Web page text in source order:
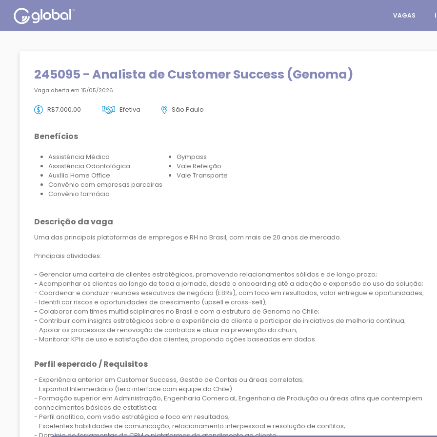
VAGAS
245095 - Analista de Customer Success (Genoma)
Vaga aberta em 15/05/2026
R$7.000,00 Efetiva São Paulo
Benefícios
Assistência Médica
Assistência Odontológica
Auxílio Home Office
Convênio com empresas parceiras
Convênio farmácia
Gympass
Vale Refeição
Vale Transporte
Descrição da vaga
Uma das principais plataformas de empregos e RH no Brasil, com mais de 20 anos de mercado.
Principais atividades:
- Gerenciar uma carteira de clientes estratégicos, promovendo relacionamentos sólidos e de longo prazo;
- Acompanhar os clientes ao longo de toda a jornada, desde o onboarding até a adoção e expansão do uso da solução;
- Coordenar e conduzir reuniões executivas de negócio (EBRs), com foco em resultados, valor entregue e oportunidades;
- Identifi car riscos e oportunidades de crescimento (upsell e cross-sell);
- Colaborar com times multidisciplinares no Brasil e com a estrutura de Genoma no Chile;
- Contribuir com insights estratégicos sobre a experiência do cliente e participar de iniciativas de melhoria contínua;
- Apoiar os processos de renovação de contratos e atuar na prevenção do churn;
- Monitorar KPIs de uso e satisfação dos clientes, propondo ações baseadas em dados.
Perfil esperado / Requisitos
- Experiência anterior em Customer Success, Gestão de Contas ou áreas correlatas;
- Espanhol Intermediário (terá interface com equipe do Chile).
- Formação superior em Administração, Engenharia Comercial, Engenharia de Produção ou áreas afins que contemplem
conhecimentos básicos de estatística;
- Perfil analítico, com visão estratégica e foco em resultados;
- Excelentes habilidades de comunicação, relacionamento interpessoal e resolução de conflitos;